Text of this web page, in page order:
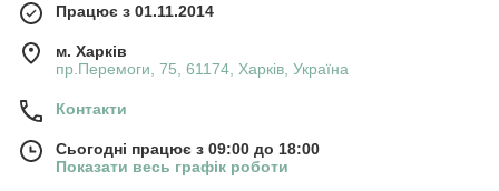
Працює з 01.11.2014
м. Харків
пр.Перемоги, 75, 61174, Харків, Україна
Контакти
Сьогодні працює з 09:00 до 18:00
Показати весь графік роботи